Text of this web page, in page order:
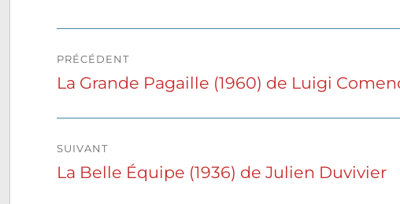
de
PRÉCÉDENT
Publication
La Grande Pagaille (1960) de Luigi
SUIVANT
Publication
La Belle Équipe (1936) de Julien Duvivier